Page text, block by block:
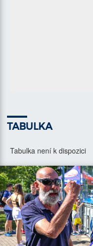
TABULKA
Tabulka není k dispozici